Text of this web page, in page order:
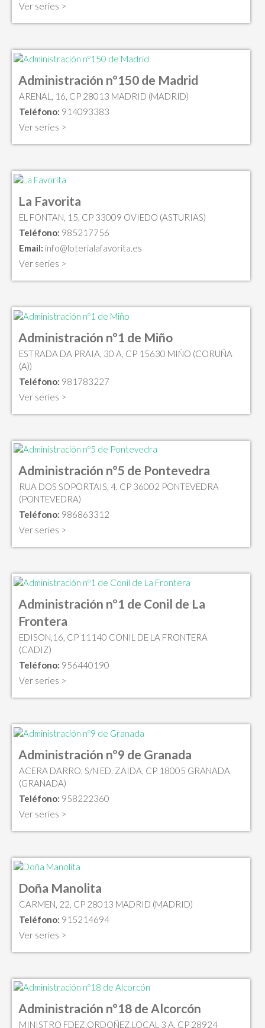
Ver series >
Administración nº150 de Madrid
ARENAL, 16, CP 28013 MADRID (MADRID)
Teléfono: 914093383
Ver series >
La Favorita
EL FONTAN, 15, CP 33009 OVIEDO (ASTURIAS)
Teléfono: 985217756
Email: info@loterialafavorita.es
Ver series >
Administración nº1 de Miño
ESTRADA DA PRAIA, 30 A, CP 15630 MIÑO (CORUÑA
(A))
Teléfono: 981783227
Ver series >
Administración nº5 de Pontevedra
RUA DOS SOPORTAIS, 4, CP 36002 PONTEVEDRA
(PONTEVEDRA)
Teléfono: 986863312
Ver series >
Administración nº1 de Conil de La
Frontera
EDISON,16, CP 11140 CONIL DE LA FRONTERA
(CADIZ)
Teléfono: 956440190
Ver series >
Administración nº9 de Granada
ACERA DARRO, S/N ED. ZAIDA, CP 18005 GRANADA
(GRANADA)
Teléfono: 958222360
Ver series >
Doña Manolita
CARMEN, 22, CP 28013 MADRID (MADRID)
Teléfono: 915214694
Ver series >
Administración nº18 de Alcorcón
MINISTRO FDEZ.ORDOÑEZ,LOCAL 3 A, CP 28924